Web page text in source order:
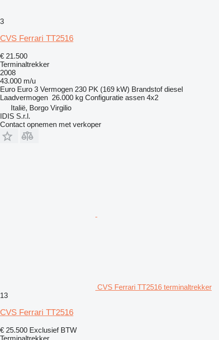
3
CVS Ferrari TT2516
€ 21.500
Terminaltrekker
2008
43.000 m/u
Euro Euro 3 Vermogen 230 PK (169 kW) Brandstof diesel
Laadvermogen 26.000 kg Configuratie assen 4x2
Italië, Borgo Virgilio
IDIS S.r.l.
Contact opnemen met verkoper
CVS Ferrari TT2516 terminaltrekker
13
CVS Ferrari TT2516
€ 25.500 Exclusief BTW
Terminaltrekker